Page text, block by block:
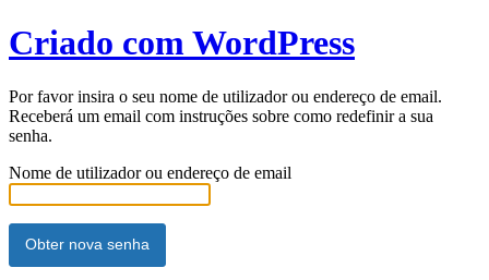
Criado com WordPress
Por favor insira o seu nome de utilizador ou endereço de email.
Receberá um email com instruções sobre como redefinir a sua
senha.
Nome de utilizador ou endereço de email